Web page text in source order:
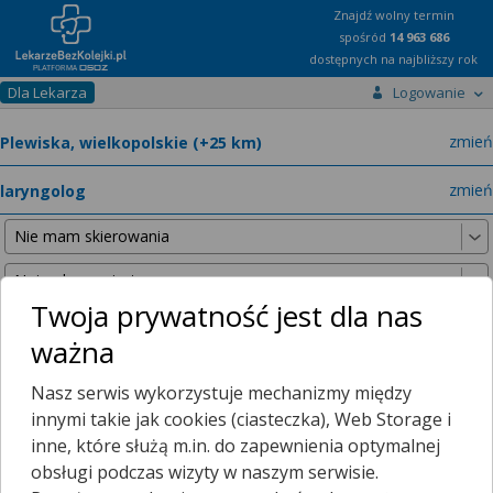
Znajdź wolny termin
spośród 14 963 686
dostępnych na najbliższy rok
Dla Lekarza Logowanie
zmień
zmień
Poniższe wyniki znaleźliśmy, szukając w promieniu 25 km
od wybranej lokalizacji.
Mamy dla Ciebie porady zdalne!
Twoja prywatność jest dla nas
ważna
Nasz serwis wykorzystuje mechanizmy między
innymi takie jak cookies (ciasteczka), Web Storage i
inne, które służą m.in. do zapewnienia optymalnej
obsługi podczas wizyty w naszym serwisie.